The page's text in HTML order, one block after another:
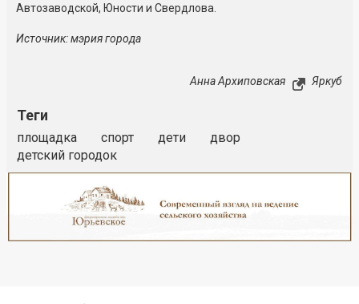
Автозаводской, Юности и Свердлова.
Источник: мэрия города
Анна Архиповская Яркуб
Теги
площадка спорт дети
двор
детский городок